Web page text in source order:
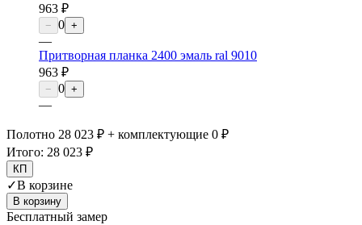
963 ₽
− 0 +
—
Притворная планка 2400 эмаль ral 9010
963 ₽
− 0 +
—
Полотно 28 023 ₽ + комплектующие 0 ₽
Итого: 28 023 ₽
КП
✓В корзине
В корзину
Бесплатный замер